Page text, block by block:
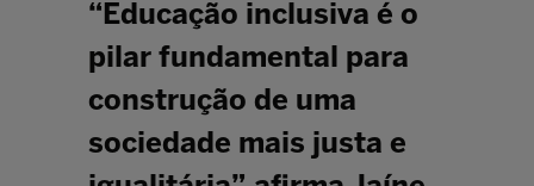
“Educação inclusiva é o
pilar fundamental para
construção de uma
sociedade mais justa e